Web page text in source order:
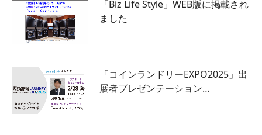
「Biz Life Style」WEB版に掲載され
ました
「コインランドリーEXPO2025」出
展者プレゼンテーション…